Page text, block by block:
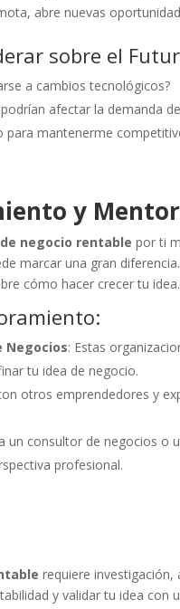
abre nuevas
sobre el
a cambios tecnológicos?
afectar la demanda
para mantenerme
y
negocio rentable por ti
marcar una gran
cómo hacer crecer tu idea.
Negocios: Estas
tu idea de negocio.
otros emprendedores y
un consultor de negocios o
profesional.
requiere investigación,
y validar tu idea con